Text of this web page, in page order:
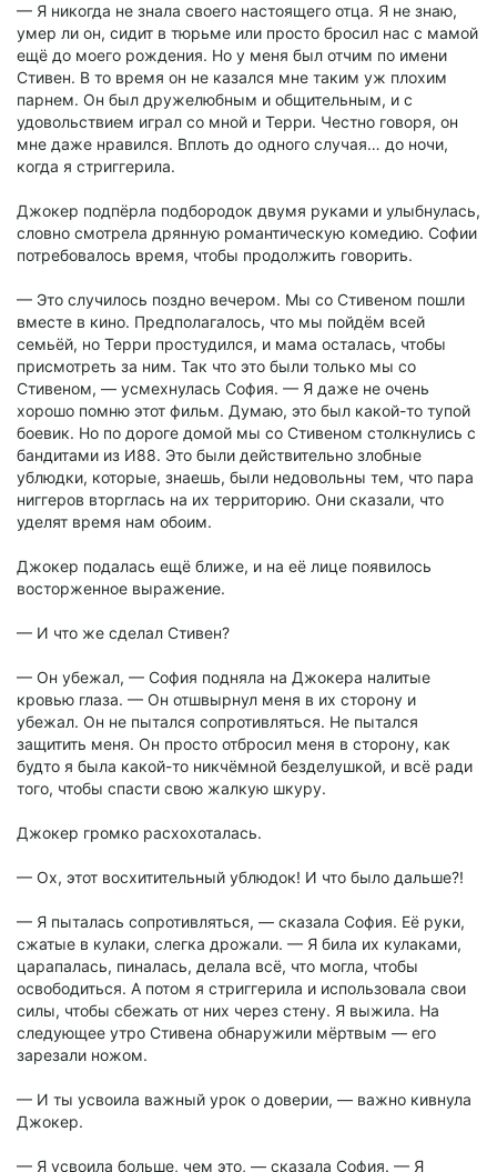
— Я никогда не знала своего настоящего отца. Я не знаю,
умер ли он, сидит в тюрьме или просто бросил нас с мамой
ещё до моего рождения. Но у меня был отчим по имени
Стивен. В то время он не казался мне таким уж плохим
парнем. Он был дружелюбным и общительным, и с
удовольствием играл со мной и Терри. Честно говоря, он
мне даже нравился. Вплоть до одного случая… до ночи,
когда я стриггерила.
Джокер подпёрла подбородок двумя руками и улыбнулась,
словно смотрела дрянную романтическую комедию. Софии
потребовалось время, чтобы продолжить говорить.
— Это случилось поздно вечером. Мы со Стивеном пошли
вместе в кино. Предполагалось, что мы пойдём всей
семьёй, но Терри простудился, и мама осталась, чтобы
присмотреть за ним. Так что это были только мы со
Стивеном, — усмехнулась София. — Я даже не очень
хорошо помню этот фильм. Думаю, это был какой-то тупой
боевик. Но по дороге домой мы со Стивеном столкнулись с
бандитами из И88. Это были действительно злобные
ублюдки, которые, знаешь, были недовольны тем, что пара
ниггеров вторглась на их территорию. Они сказали, что
уделят время нам обоим.
Джокер подалась ещё ближе, и на её лице появилось
восторженное выражение.
— И что же сделал Стивен?
— Он убежал, — София подняла на Джокера налитые
кровью глаза. — Он отшвырнул меня в их сторону и
убежал. Он не пытался сопротивляться. Не пытался
защитить меня. Он просто отбросил меня в сторону, как
будто я была какой-то никчёмной безделушкой, и всё ради
того, чтобы спасти свою жалкую шкуру.
Джокер громко расхохоталась.
— Ох, этот восхитительный ублюдок! И что было дальше?!
— Я пыталась сопротивляться, — сказала София. Её руки,
сжатые в кулаки, слегка дрожали. — Я била их кулаками,
царапалась, пиналась, делала всё, что могла, чтобы
освободиться. А потом я стриггерила и использовала свои
силы, чтобы сбежать от них через стену. Я выжила. На
следующее утро Стивена обнаружили мёртвым — его
зарезали ножом.
— И ты усвоила важный урок о доверии, — важно кивнула
Джокер.
— Я усвоила больше, чем это, — сказала София. — Я